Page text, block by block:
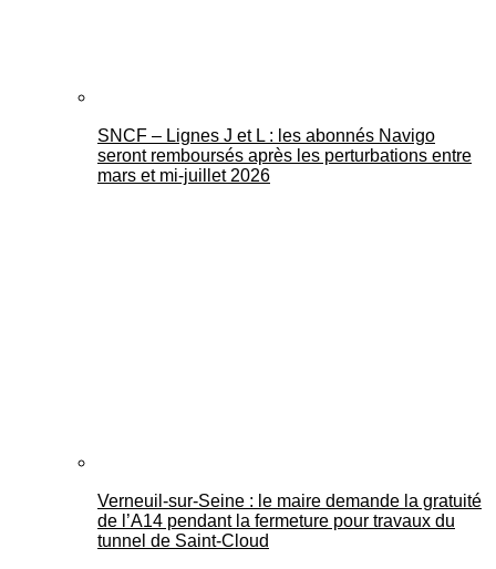
SNCF – Lignes J et L : les abonnés Navigo
seront remboursés après les perturbations entre
mars et mi-juillet 2026
Verneuil-sur-Seine : le maire demande la gratuité
de l’A14 pendant la fermeture pour travaux du
tunnel de Saint-Cloud